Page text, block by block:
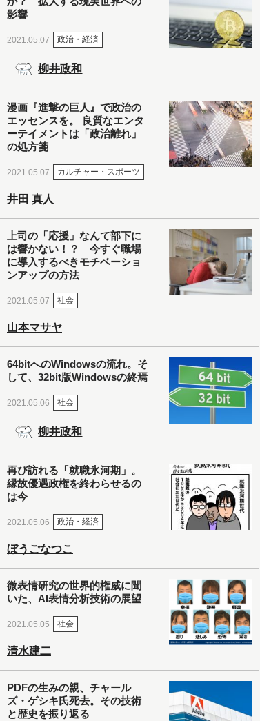
影響
2021.05.07 政治・経済
柳井政和
漫画『進撃の巨人』で政治の
エッセンスを。 良質なエンタ
ーテイメントは「政治離れ」
の処方箋
2021.05.07 カルチャー・スポーツ
井田 真人
上司の「応援」なんて部下に
は響かない！？ 今すぐ職場
に導入するべきモチベーショ
ンアップの方法
2021.05.07 社会
山本マサヤ
64bitへのWindowsの流れ。そ
して、32bit版Windowsの終焉
2021.05.06 社会
柳井政和
再び訪れる「就職氷河期」。
縁故優遇政権を終わらせるの
は今
2021.05.06 政治・経済
ぼうごなつこ
微表情研究の世界的権威に聞
いた、AI表情分析技術の展望
2021.05.05 社会
清水建二
PDFの生みの親、チャール
ズ・ゲシキ氏死去。その技術
と歴史を振り返る